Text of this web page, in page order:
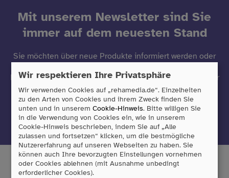
Mit unserem Newsletter sind Sie
immer auf dem neuesten Stand
Sie möchten über neue Produkte informiert werden oder
Dann freuen wir uns, wenn Sie sich zu unserem Newsletter
anmelden!
Jetzt anmelden
Wir respektieren Ihre Privatsphäre
Wir verwenden Cookies auf „rehamedia.de“. Einzelheiten
zu den Arten von Cookies und ihrem Zweck finden Sie
unten und in unseremCookie-Hinweis. Bitte willigen Sie
in die Verwendung von Cookies ein, wie in unserem
Cookie-Hinweis beschrieben, indem Sie auf „Alle
zulassen und fortsetzen“ klicken, um die bestmögliche
Nutzererfahrung auf unseren Webseiten zu haben. Sie
können auch Ihre bevorzugten Einstellungen vornehmen
oder Cookies ablehnen (mit Ausnahme unbedingt
erforderlicher Cookies).